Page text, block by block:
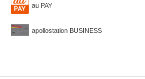
au PAY
apollostation BUSINESS